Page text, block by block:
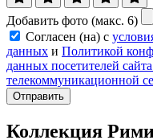
Добавить фото (макс. 6)
Согласен (на) с
данных и Политикой
данных посетителей
телекоммуникационной
Отправить
Коллекция